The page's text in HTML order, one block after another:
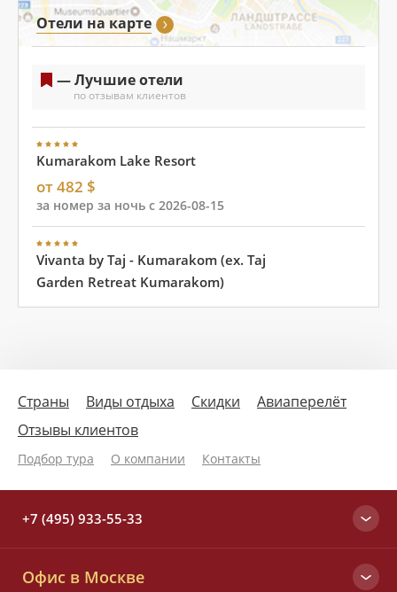
Отели на карте
— Лучшие отели
по отзывам клиентов
Kumarakom Lake Resort
от 482 $
за номер за ночь с 2026-08-15
Vivanta by Taj - Kumarakom (ex. Taj
Garden Retreat Kumarakom)
Страны Виды отдыха Скидки
Авиаперелёт
Отзывы клиентов
Подбор тура О компании Контакты
+7 (495) 933-55-33
+7 (495) 933-55-33
Офис в Москве